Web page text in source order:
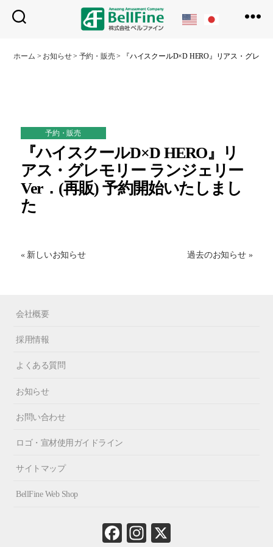
フ
ホーム > お知らせ> 予約・販売> 『ハイスクールD×D HERO』リアス・グレモ
予約・販売
『ハイスクールD×D HERO』リ
アス・グレモリー ランジェリー
Ver．(再販) 予約開始いたしまし
た
« 新しいお知らせ 過去のお知らせ »
会社概要
採用情報
よくある質問
お知らせ
お問い合わせ
ロゴ・宣材使用ガイドライン
サイトマップ
BellFine Web Shop
Fa
ce
In
st